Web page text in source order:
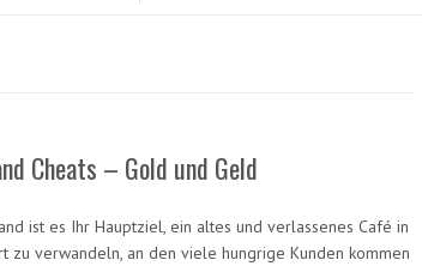
Cheats – Gold und Geld
ist es Ihr Hauptziel, ein altes und verlassenes Café in
zu verwandeln, an den viele hungrige Kunden kommen